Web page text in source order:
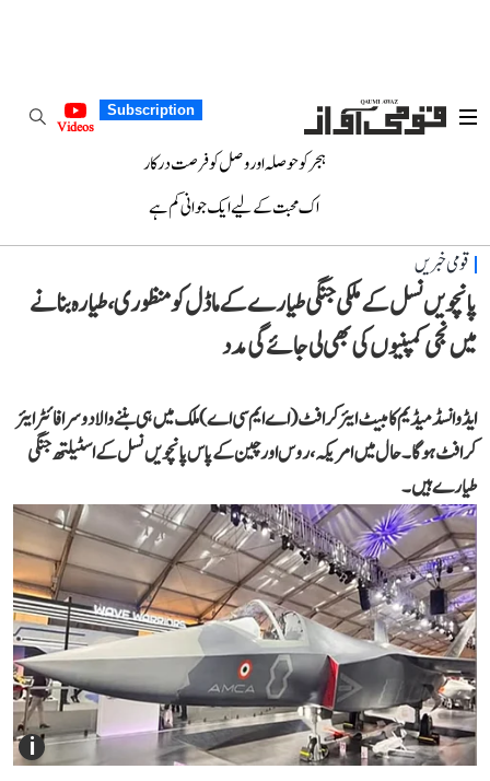
Subscription
Videos
ہجر کو حوصلہ اور وصل کو فرصت درکار
اک محبت کے لیے ایک جوانی کم ہے
قومی خبریں
پانچویں نسل کے ملکی جنگی طیارے کے ماڈل کو منظوری، طیارہ بنانے
میں نجی کمپنیوں کی بھی لی جائے گی مدد
ایڈوانسڈ میڈیم کامبیٹ ایئر کرافٹ (اے ایم سی اے) ملک میں ہی بننے والا دوسرا فائٹر ایئر
کرافٹ ہوگا۔ حال میں امریکہ، روس اور چین کے پاس پانچویں نسل کے اسٹیلتھ جنگی
طیارے ہیں۔
i